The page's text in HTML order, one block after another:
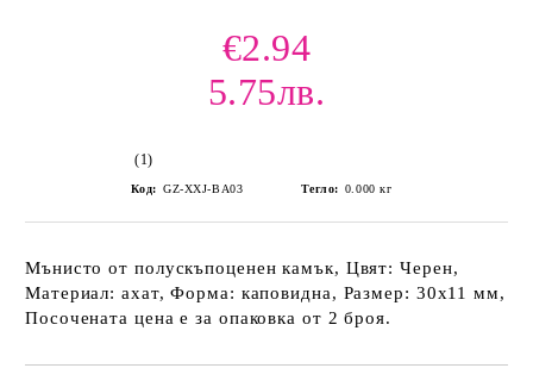
€2.94
5.75лв.
(1)
Код: GZ-XXJ-BA03 Тегло: 0.000 кг
Мънисто от полускъпоценен камък, Цвят: Черен,
Материал: ахат, Форма: каповидна, Размер: 30х11 мм,
Посочената цена е за опаковка от 2 броя.